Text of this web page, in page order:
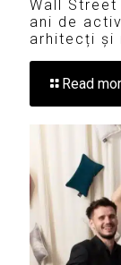
Wall Street
ani de
arhitecți și
Read